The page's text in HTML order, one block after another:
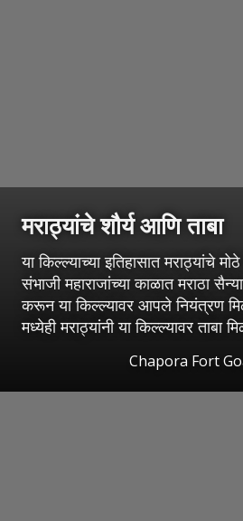
मराठ्यांचे शौर्य आणि ताबा
या किल्ल्याच्या इतिहासात मराठ्यांचे
संभाजी महाराजांच्या काळात मराठा
करून या किल्ल्यावर आपले नियंत्रण
मध्येही मराठ्यांनी या किल्ल्यावर ताबा
Chapora Fort